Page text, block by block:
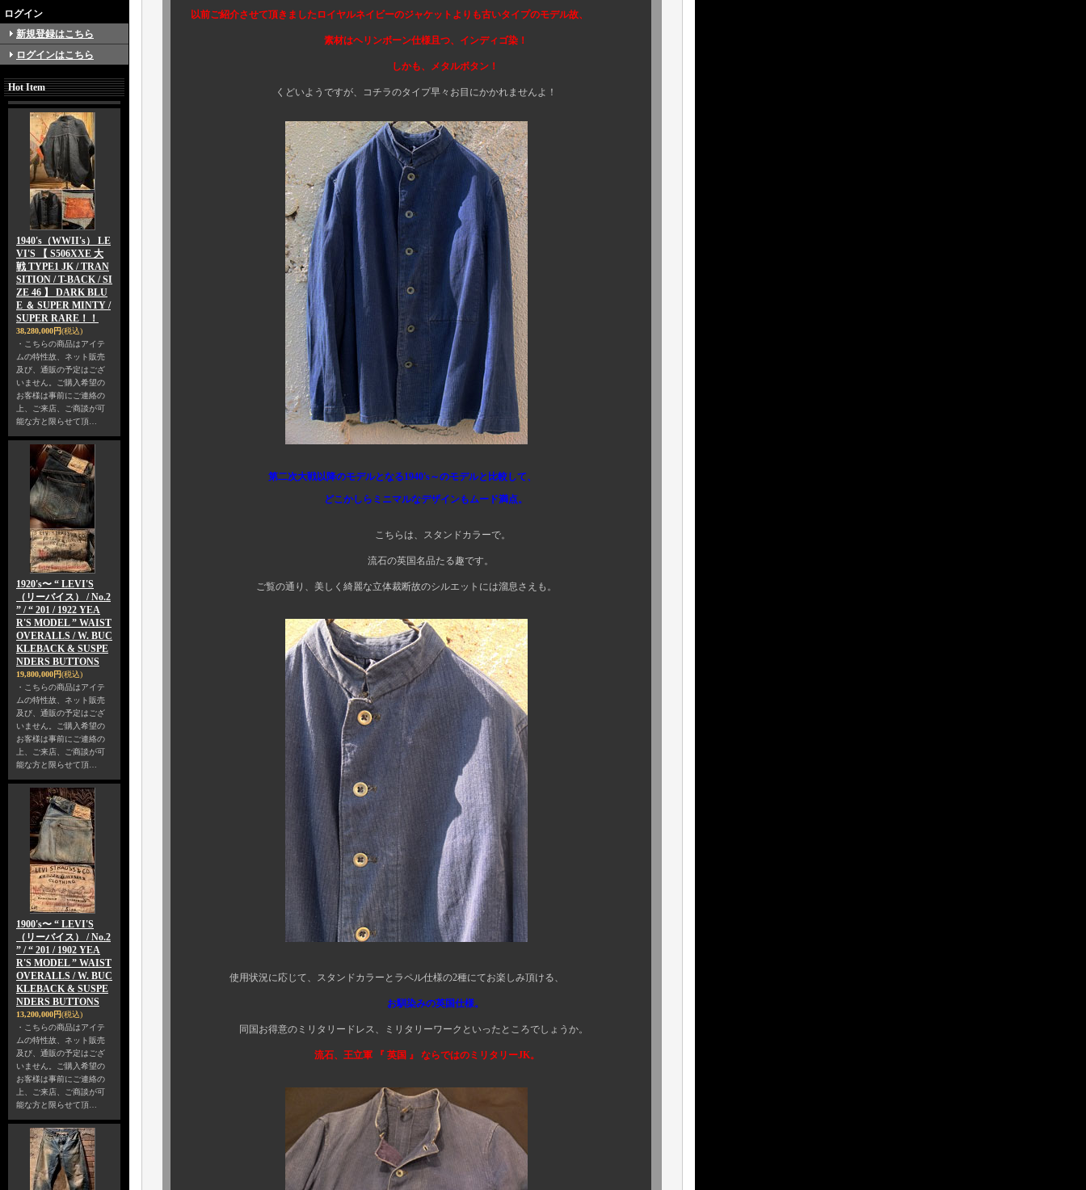
ログイン
新規登録はこちら
ログインはこちら
Hot Item
1940's（WWII's） LE
VI'S 【 S506XXE 大
戦 TYPE1 JK / TRAN
SITION / T-BACK / SI
ZE 46 】 DARK BLU
E ＆ SUPER MINTY /
SUPER RARE！！
38,280,000円(税込)
・こちらの商品はアイテ
ムの特性故、ネット販売
及び、通販の予定はござ
いません。ご購入希望の
お客様は事前にご連絡の
上、ご来店、ご商談が可
能な方と限らせて頂…
1920's〜 “ LEVI'S
（リーバイス） / No.2
” / “ 201 / 1922 YEA
R'S MODEL ” WAIST
OVERALLS / W. BUC
KLEBACK & SUSPE
NDERS BUTTONS
19,800,000円(税込)
・こちらの商品はアイテ
ムの特性故、ネット販売
及び、通販の予定はござ
いません。ご購入希望の
お客様は事前にご連絡の
上、ご来店、ご商談が可
能な方と限らせて頂…
1900's〜 “ LEVI'S
（リーバイス） / No.2
” / “ 201 / 1902 YEA
R'S MODEL ” WAIST
OVERALLS / W. BUC
KLEBACK & SUSPE
NDERS BUTTONS
13,200,000円(税込)
・こちらの商品はアイテ
ムの特性故、ネット販売
及び、通販の予定はござ
いません。ご購入希望の
お客様は事前にご連絡の
上、ご来店、ご商談が可
能な方と限らせて頂…
以前ご紹介させて頂きましたロイヤルネイビーのジャケットよりも古いタイプのモデル故、
素材はヘリンボーン仕様且つ、インディゴ染！
しかも、メタルボタン！
くどいようですが、コチラのタイプ早々お目にかかれませんよ！
第二次大戦以降のモデルとなる1940's～のモデルと比較して、
どこかしらミニマルなデザインもムード満点。
こちらは、スタンドカラーで。
流石の英国名品たる趣です。
ご覧の通り、美しく綺麗な立体裁断故のシルエットには溜息さえも。
使用状況に応じて、スタンドカラーとラペル仕様の2種にてお楽しみ頂ける、
お馴染みの英国仕様。
同国お得意のミリタリードレス、ミリタリーワークといったところでしょうか。
流石、王立軍 『 英国 』 ならではのミリタリーJK。